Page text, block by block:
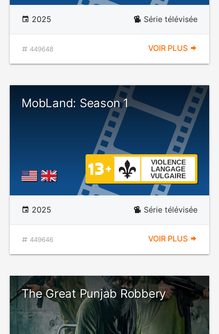
2025 Série télévisée
449648 VOIR PLUS
MobLand: Season 1
VIOLENCE
LANGAGE
VULGAIRE
2025 Série télévisée
449646 VOIR PLUS
The Great Punjab Robbery